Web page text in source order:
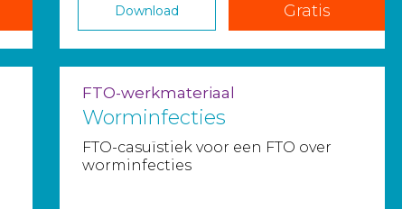
Download Gratis
FTO-werkmateriaal
Worminfecties
FTO-casuïstiek voor een FTO over
worminfecties